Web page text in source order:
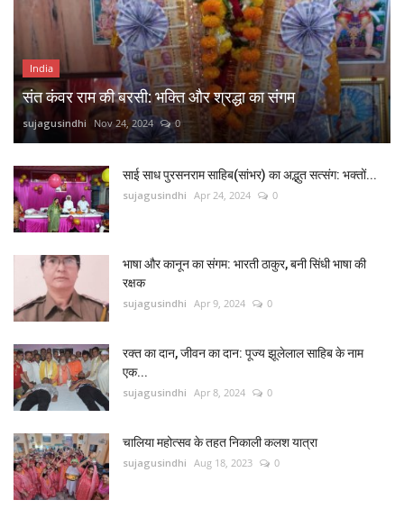
India
संत कंवर राम की बरसी: भक्ति और श्रद्धा का संगम
sujagusindhi Nov 24, 2024 0
साई साध पुरसनराम साहिब(सांभर) का अद्भुत सत्संग: भक्तों...
sujagusindhi Apr 24, 2024 0
भाषा और कानून का संगम: भारती ठाकुर, बनी सिंधी भाषा की
रक्षक
sujagusindhi Apr 9, 2024 0
रक्त का दान, जीवन का दान: पूज्य झूलेलाल साहिब के नाम
एक...
sujagusindhi Apr 8, 2024 0
चालिया महोत्सव के तहत निकाली कलश यात्रा
sujagusindhi Aug 18, 2023 0